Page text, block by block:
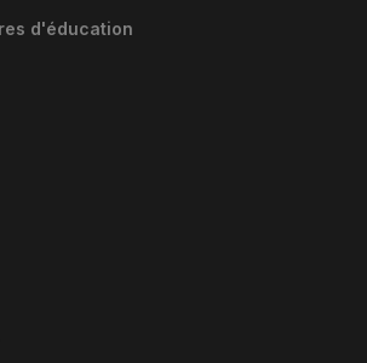
d'éducation